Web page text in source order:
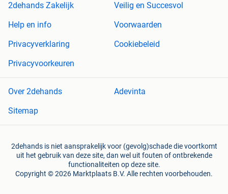
2dehands Zakelijk
Veilig en Succesvol
Help en info
Voorwaarden
Privacyverklaring
Cookiebeleid
Privacyvoorkeuren
Over 2dehands
Adevinta
Sitemap
2dehands is niet aansprakelijk voor (gevolg)schade die voortkomt
uit het gebruik van deze site, dan wel uit fouten of ontbrekende
functionaliteiten op deze site.
Copyright © 2026 Marktplaats B.V. Alle rechten voorbehouden.